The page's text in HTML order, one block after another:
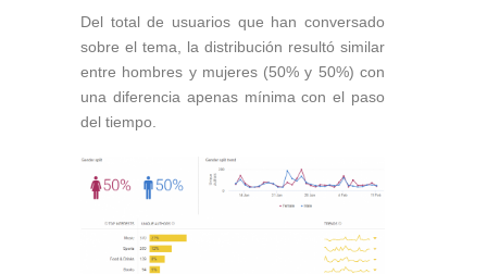
Del total de usuarios que han conversado
sobre el tema, la distribución resultó similar
entre hombres y mujeres (50% y 50%) con
una diferencia apenas mínima con el paso
del tiempo.